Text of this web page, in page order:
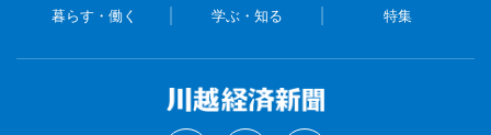
暮らす・働く 学ぶ・知る 特集